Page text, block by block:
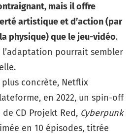
mais il offre
artistique et d’action (par
physique) que le jeu-vidéo.
pourrait sembler
concrète, Netflix
en 2022, un spin-off
CD Projekt Red, Cyberpunk
en 10 épisodes, titrée